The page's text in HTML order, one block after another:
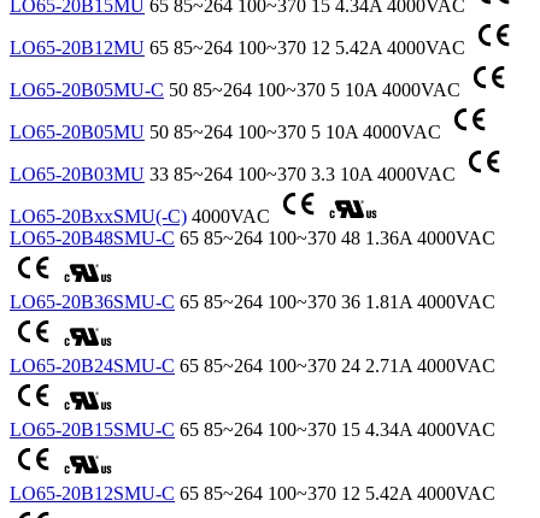
LO65-20B15MU 65 85~264 100~370 15 4.34A 4000VAC
LO65-20B12MU 65 85~264 100~370 12 5.42A 4000VAC
LO65-20B05MU-C 50 85~264 100~370 5 10A 4000VAC
LO65-20B05MU 50 85~264 100~370 5 10A 4000VAC
LO65-20B03MU 33 85~264 100~370 3.3 10A 4000VAC
LO65-20BxxSMU(-C) 4000VAC
LO65-20B48SMU-C 65 85~264 100~370 48 1.36A 4000VAC
LO65-20B36SMU-C 65 85~264 100~370 36 1.81A 4000VAC
LO65-20B24SMU-C 65 85~264 100~370 24 2.71A 4000VAC
LO65-20B15SMU-C 65 85~264 100~370 15 4.34A 4000VAC
LO65-20B12SMU-C 65 85~264 100~370 12 5.42A 4000VAC